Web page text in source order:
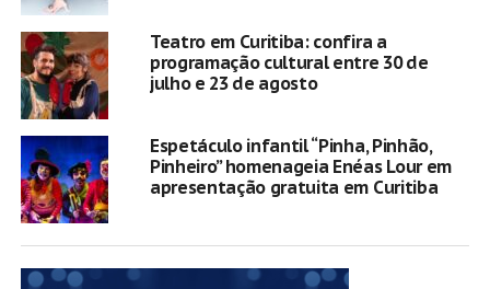
Teatro em Curitiba: confira a
programação cultural entre 30 de
julho e 23 de agosto
Espetáculo infantil “Pinha, Pinhão,
Pinheiro” homenageia Enéas Lour em
apresentação gratuita em Curitiba